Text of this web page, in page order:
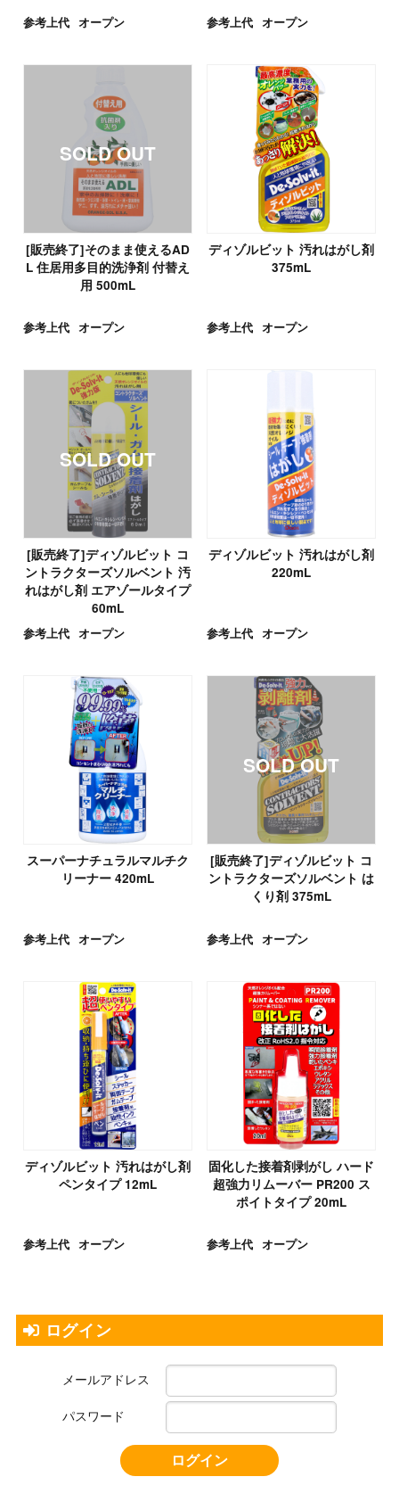
参考上代 オープン 参考上代 オープン
[販売終了]そのまま使えるAD
L 住居用多目的洗浄剤 付替え
用 500mL
参考上代 オープン
ディゾルビット 汚れはがし剤
375mL
参考上代 オープン
[販売終了]ディゾルビット コ
ントラクターズソルベント 汚
れはがし剤 エアゾールタイプ
60mL
参考上代 オープン
ディゾルビット 汚れはがし剤
220mL
参考上代 オープン
スーパーナチュラルマルチク
リーナー 420mL
参考上代 オープン
[販売終了]ディゾルビット コ
ントラクターズソルベント は
くり剤 375mL
参考上代 オープン
ディゾルビット 汚れはがし剤
ペンタイプ 12mL
参考上代 オープン
固化した接着剤剥がし ハード
超強力リムーバー PR200 ス
ポイトタイプ 20mL
参考上代 オープン
ログイン
メールアドレス
パスワード
ログイン